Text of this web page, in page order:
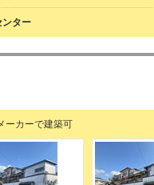
ンター
ーカーで建築可